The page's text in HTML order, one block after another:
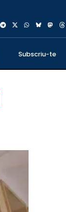
Subscriu-te